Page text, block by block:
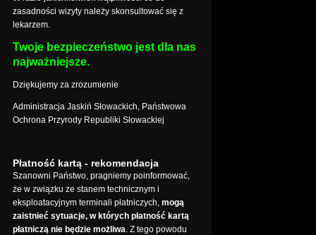
zasadności wizyty należy skonsultować się z
lekarzem.
Twoje bezpieczeństwo jest dla nas
najważniejsze.
Dziękujemy za zrozumienie
Administracja Jaskiń Słowackich, Państwowa
Ochrona Przyrody Republiki Słowackiej
Płatność kartą - rekomendacja
Szanowni Państwo, pragniemy poinformować,
że w związku ze stanem technicznym i
eksploatacyjnym terminali płatniczych, mogą
zaistnieć sytuacje, w których płatność kartą
płatniczą nie będzie możliwa. Z tego powodu